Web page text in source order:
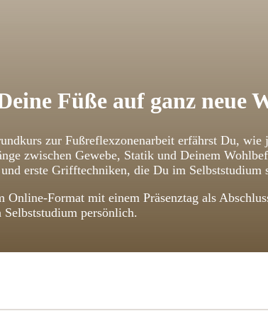
Füße auf ganz neue
zur Fußreflexzonenarbeit erfährst Du, wie
zwischen Gewebe, Statik und Deinem
erste Grifftechniken, die Du im Selbststudium
Online-Format mit einem Präsenztag als
Selbststudium persönlich.